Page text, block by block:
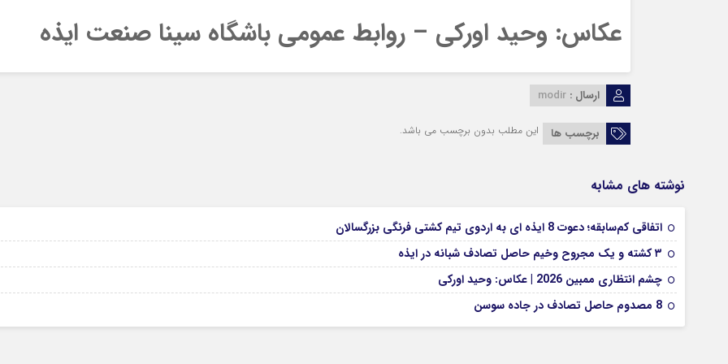
عکاس: وحید اورکی – روابط عمومی باشگاه سینا صنعت ایذه
ارسال : modir
برچسب ها این مطلب بدون برچسب می باشد.
نوشته های مشابه
اتفاقی کم‌سابقه؛ دعوت 8 ایذه ای به اردوی تیم کشتی فرنگی بزرگسالان
۳ کشته و یک مجروح وخیم حاصل تصادف شبانه در ایذه
چشم انتظاری ممبین 2026 | عکاس: وحید اورکی
8 مصدوم حاصل تصادف در جاده سوسن